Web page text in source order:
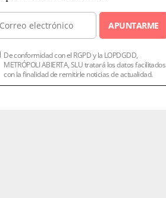
APUNTARME
De conformidad con el RGPD y la LOPDGDD,
METRÓPOLI ABIERTA, SLU tratará los datos facilitados
con la finalidad de remitirle noticias de actualidad.